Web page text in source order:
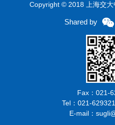
Copyright © 2018 上海交
Shared by
Fax：021-
Tel：021-
E-mail：